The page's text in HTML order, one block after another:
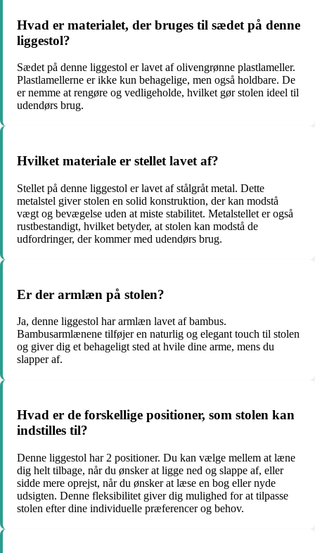
Hvad er materialet, der bruges til sædet på denne
liggestol?
Sædet på denne liggestol er lavet af olivengrønne plastlameller.
Plastlamellerne er ikke kun behagelige, men også holdbare. De
er nemme at rengøre og vedligeholde, hvilket gør stolen ideel til
udendørs brug.
Hvilket materiale er stellet lavet af?
Stellet på denne liggestol er lavet af stålgråt metal. Dette
metalstel giver stolen en solid konstruktion, der kan modstå
vægt og bevægelse uden at miste stabilitet. Metalstellet er også
rustbestandigt, hvilket betyder, at stolen kan modstå de
udfordringer, der kommer med udendørs brug.
Er der armlæn på stolen?
Ja, denne liggestol har armlæn lavet af bambus.
Bambusarmlænene tilføjer en naturlig og elegant touch til stolen
og giver dig et behageligt sted at hvile dine arme, mens du
slapper af.
Hvad er de forskellige positioner, som stolen kan
indstilles til?
Denne liggestol har 2 positioner. Du kan vælge mellem at læne
dig helt tilbage, når du ønsker at ligge ned og slappe af, eller
sidde mere oprejst, når du ønsker at læse en bog eller nyde
udsigten. Denne fleksibilitet giver dig mulighed for at tilpasse
stolen efter dine individuelle præferencer og behov.